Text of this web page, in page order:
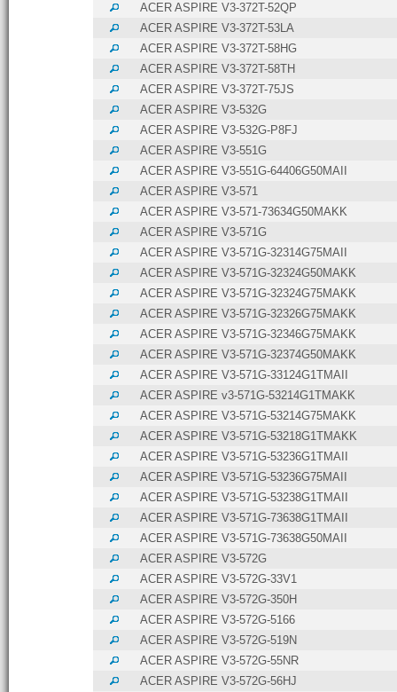
ACER ASPIRE V3-372T-52QP
ACER ASPIRE V3-372T-53LA
ACER ASPIRE V3-372T-58HG
ACER ASPIRE V3-372T-58TH
ACER ASPIRE V3-372T-75JS
ACER ASPIRE V3-532G
ACER ASPIRE V3-532G-P8FJ
ACER ASPIRE V3-551G
ACER ASPIRE V3-551G-64406G50MAII
ACER ASPIRE V3-571
ACER ASPIRE V3-571-73634G50MAKK
ACER ASPIRE V3-571G
ACER ASPIRE V3-571G-32314G75MAII
ACER ASPIRE V3-571G-32324G50MAKK
ACER ASPIRE V3-571G-32324G75MAKK
ACER ASPIRE V3-571G-32326G75MAKK
ACER ASPIRE V3-571G-32346G75MAKK
ACER ASPIRE V3-571G-32374G50MAKK
ACER ASPIRE V3-571G-33124G1TMAII
ACER ASPIRE v3-571G-53214G1TMAKK
ACER ASPIRE V3-571G-53214G75MAKK
ACER ASPIRE V3-571G-53218G1TMAKK
ACER ASPIRE V3-571G-53236G1TMAII
ACER ASPIRE V3-571G-53236G75MAII
ACER ASPIRE V3-571G-53238G1TMAII
ACER ASPIRE V3-571G-73638G1TMAII
ACER ASPIRE V3-571G-73638G50MAII
ACER ASPIRE V3-572G
ACER ASPIRE V3-572G-33V1
ACER ASPIRE V3-572G-350H
ACER ASPIRE V3-572G-5166
ACER ASPIRE V3-572G-519N
ACER ASPIRE V3-572G-55NR
ACER ASPIRE V3-572G-56HJ